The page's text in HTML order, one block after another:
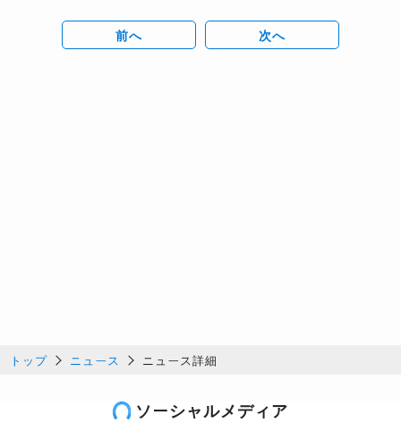
前へ 次へ
トップ ニュース ニュース詳細
ソーシャルメディア